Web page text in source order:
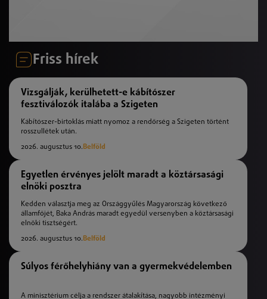
Friss hírek
Vizsgálják, kerülhetett-e kábítószer
fesztiválozók italába a Szigeten
Kábítószer-birtoklás miatt nyomoz a rendőrség a Szigeten történt
rosszullétek után.
2026. augusztus 10.Belföld
Egyetlen érvényes jelölt maradt a köztársasági
elnöki posztra
Kedden választja meg az Országgyűlés Magyarország következő
államfőjét, Baka András maradt egyedül versenyben a köztársasági
elnöki tisztségért.
2026. augusztus 10.Belföld
Súlyos férőhelyhiány van a gyermekvédelemben
A minisztérium célja a rendszer átalakítása, nagyobb intézményi